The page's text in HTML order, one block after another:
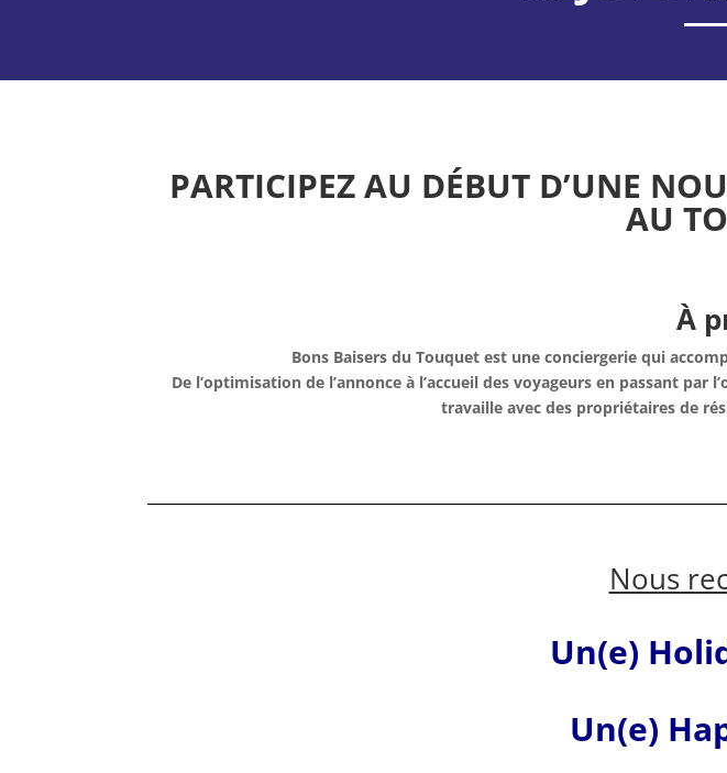
PARTICIPEZ AU DÉBUT D’UNE
AU
À
Bons Baisers du Touquet est une conciergerie qui
De l’optimisation de l’annonce à l’accueil des voyageurs en passant
travaille avec des propriétaires de
Nous
Un(e)
Un(e)